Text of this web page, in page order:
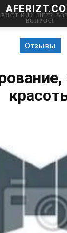
ИЛИ НЕТ?
ВОПРОС!
Отзывы